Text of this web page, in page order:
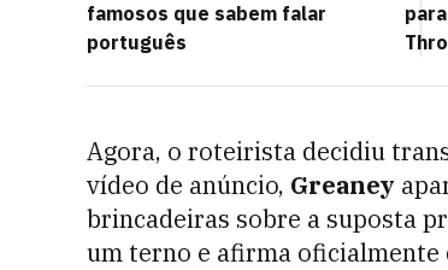
famosos que sabem falar
português
Agora, o roteirista decidiu
vídeo de anúncio, Greaney
brincadeiras sobre a suposta
um terno e afirma oficialmente